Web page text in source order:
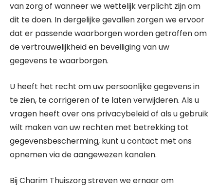
van zorg of wanneer we wettelijk verplicht zijn om
dit te doen. In dergelijke gevallen zorgen we ervoor
dat er passende waarborgen worden getroffen om
de vertrouwelijkheid en beveiliging van uw
gegevens te waarborgen.
U heeft het recht om uw persoonlijke gegevens in
te zien, te corrigeren of te laten verwijderen. Als u
vragen heeft over ons privacybeleid of als u gebruik
wilt maken van uw rechten met betrekking tot
gegevensbescherming, kunt u contact met ons
opnemen via de aangewezen kanalen.
Bij Charim Thuiszorg streven we ernaar om